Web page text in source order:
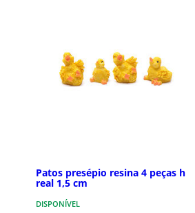
Patos presépio resina 4 peças h
real 1,5 cm
DISPONÍVEL